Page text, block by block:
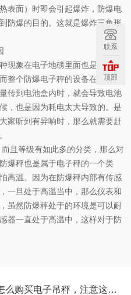
表面）时即会引起爆炸， 防爆电
防爆的目的。这就是爆炸三角形
象在电子地磅里面也是常见
整个防爆电子秤的设备在运行
传到电池盒内时，就会导致电池
，也是因为耗电太大导致的。是
家听到有异响时，那么就需要赶
且等级有如此多的分类，那么对
爆秤也是属于电子秤的一个类
高温。因为在防爆秤内部有传感
一旦处于高温当中，那么仪表和
虽然防爆秤处于的环境是可以耐
器一直处于高温中，这样对于防
上海鹰牌衡器：怎么购买电子吊秤，注意这几点就行
联系
顶部